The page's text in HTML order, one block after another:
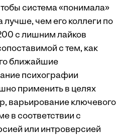
система «понимала»
лучше, чем его коллеги по
с лишним лайков
с тем, как
ближайшие
психографии
применить в целях
варьирование ключевого
в соответствии с
или интроверсией